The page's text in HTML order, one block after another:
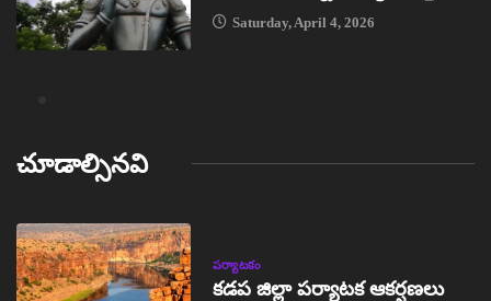
Saturday, April 4, 2026
చూడాల్సినవి
పర్యాటకం
కడప జిల్లా పర్యాటక ఆకర్షణలు